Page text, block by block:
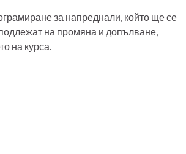
за напреднали, който ще се
на промяна и допълване,
на курса.